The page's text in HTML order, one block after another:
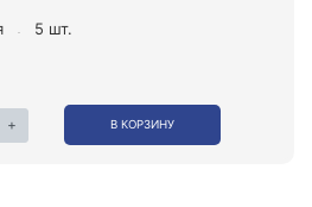
5 шт.
+ В КОРЗИНУ